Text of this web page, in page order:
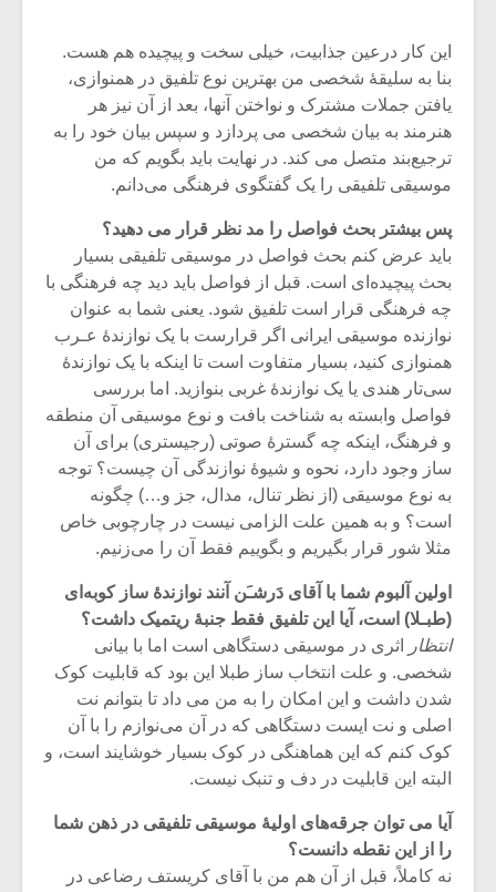
این کار درعین جذابیت، خیلی سخت و پیچیده هم هست.
بنا به سلیقۀ شخصی من بهترین نوع تلفیق در همنوازی،
یافتن جملات مشترک و نواختن آنها، بعد از آن نیز هر
هنرمند به بیان شخصی می پردازد و سپس بیان خود را به
ترجیع‌بند متصل می کند. در نهایت باید بگویم که من
موسیقی تلفیقی را یک گفتگوی فرهنگی می‌دانم.
پس بیشتر بحث فواصل را مد نظر قرار می دهید؟
باید عرض کنم بحث فواصل در موسیقی تلفیقی بسیار
بحث پیچیده‌ای است. قبل از فواصل باید دید چه فرهنگی با
چه فرهنگی قرار است تلفیق شود. یعنی شما به عنوان
نوازنده موسیقی ایرانی اگر قرارست با یک نوازندۀ عـرب
همنوازی کنید، بسیار متفاوت است تا اینکه با یک نوازندۀ
سی‌تار هندی یا یک نوازندۀ غربی بنوازید. اما بررسی
فواصل وابسته به شناخت بافت و نوع موسیقی آن منطقه
و فرهنگ، اینکه چه گسترۀ صوتی (رجیستری) برای آن
ساز وجود دارد، نحوه و شیوۀ نوازندگی آن چیست؟ توجه
به نوع موسیقی (از نظر تنال، مدال، جز و…) چگونه
است؟ و به همین علت الزامی نیست در چارچوبی خاص
مثلا شور قرار بگیریم و بگوییم فقط آن را می‌زنیم.
اولین آلبوم شما با آقای دَرشـَن آنند نوازندۀ ساز کوبه‌ای
(طبـلا) است، آیا این تلفیق فقط جنبۀ ریتمیک داشت؟
انتظار
اثری در موسیقی دستگاهی است اما با بیانی
شخصی. و علت انتخاب ساز طبلا این بود که قابلیت کوک
شدن داشت و این امکان را به من می داد تا بتوانم نت
اصلی و نت ایست دستگاهی که در آن می‌نوازم را با آن
کوک کنم که این هماهنگی در کوک بسیار خوشایند است، و
البته این قابلیت در دف و تنبک نیست.
آیا می توان جرقه‌های اولیۀ موسیقی تلفیقی در ذهن شما
را از این نقطه دانست؟
نه کاملاً، قبل از آن هم من با آقای کریستف رضاعی در
میکلوش روژا
یادداشتی بر موسیقی
متن فیلم «متری
شیش و نیم»
دوره